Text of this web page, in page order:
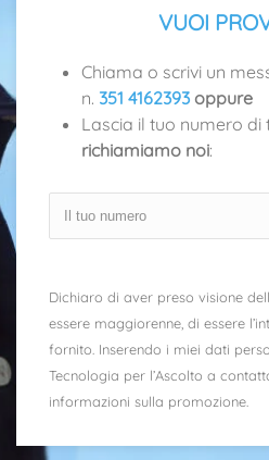
VUOI
Chiama o scrivi un
n. 351 4162393 oppure
Lascia il tuo numero di
richiamiamo noi:
Dichiaro di aver preso visione
essere maggiorenne, di essere
fornito. Inserendo i miei dati
Tecnologia per l’Ascolto a
informazioni sulla promozione.